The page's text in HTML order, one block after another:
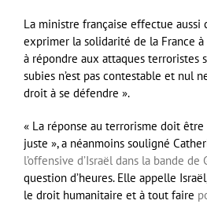
La ministre française effectue aussi
exprimer la solidarité de la France à
à répondre aux attaques terroristes
subies n’est pas contestable et nul
droit à se défendre ».
« La réponse au terrorisme doit
juste », a néanmoins souligné
l’offensive d’Israël dans la bande de
question d’heures. Elle appelle
le droit humanitaire et à tout faire